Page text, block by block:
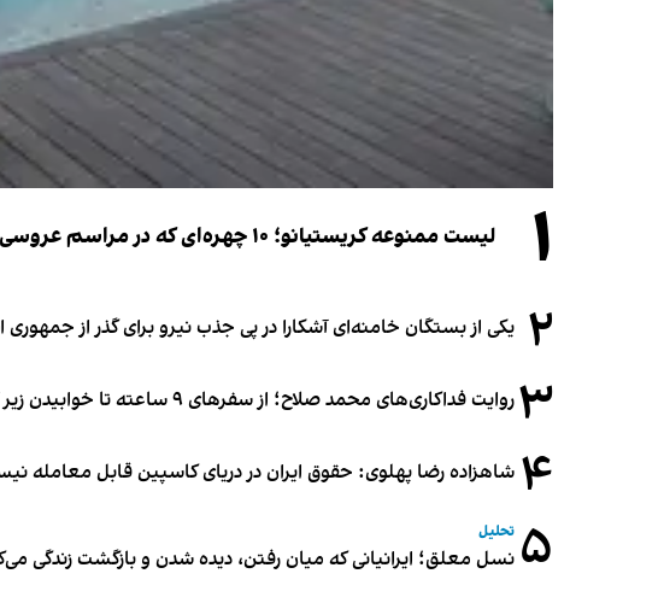
۱ لیست ممنوعه کریستیانو؛ ۱۰ چهره‌ای که در مراسم عروسی رونالدو و جورجینا جایی ندارند
۲ یکی از بستگان خامنه‌ای آشکارا در پی جذب نیرو برای گذر از
۳روایت فداکاری‌های محمد صلاح؛ از سفرهای ۹ ساعته تا خوابیدن زیر آسمان قاهره
۴ شاهزاده رضا پهلوی: حقوق ایران در دریای کاسپین قابل معامله
۵ تحلیل
نسل معلق؛ ایرانیانی که میان رفتن، دیده شدن و بازگشت زندگی